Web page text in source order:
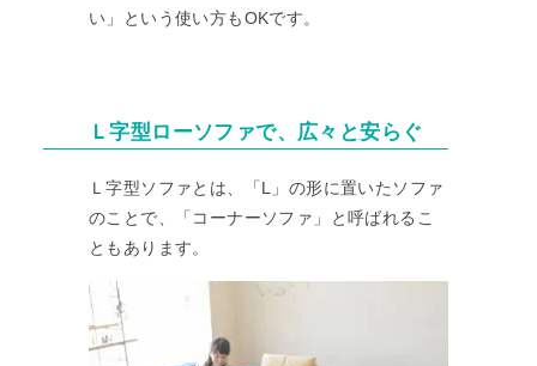
い」という使い方もOKです。
Ｌ字型ローソファで、広々と安らぐ
Ｌ字型ソファとは、「L」の形に置いたソファ
のことで、「コーナーソファ」と呼ばれるこ
ともあります。